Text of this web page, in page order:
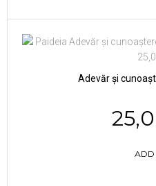
Adevăr și
ADD